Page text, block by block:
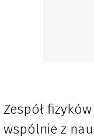
Zespół
wspólnie z